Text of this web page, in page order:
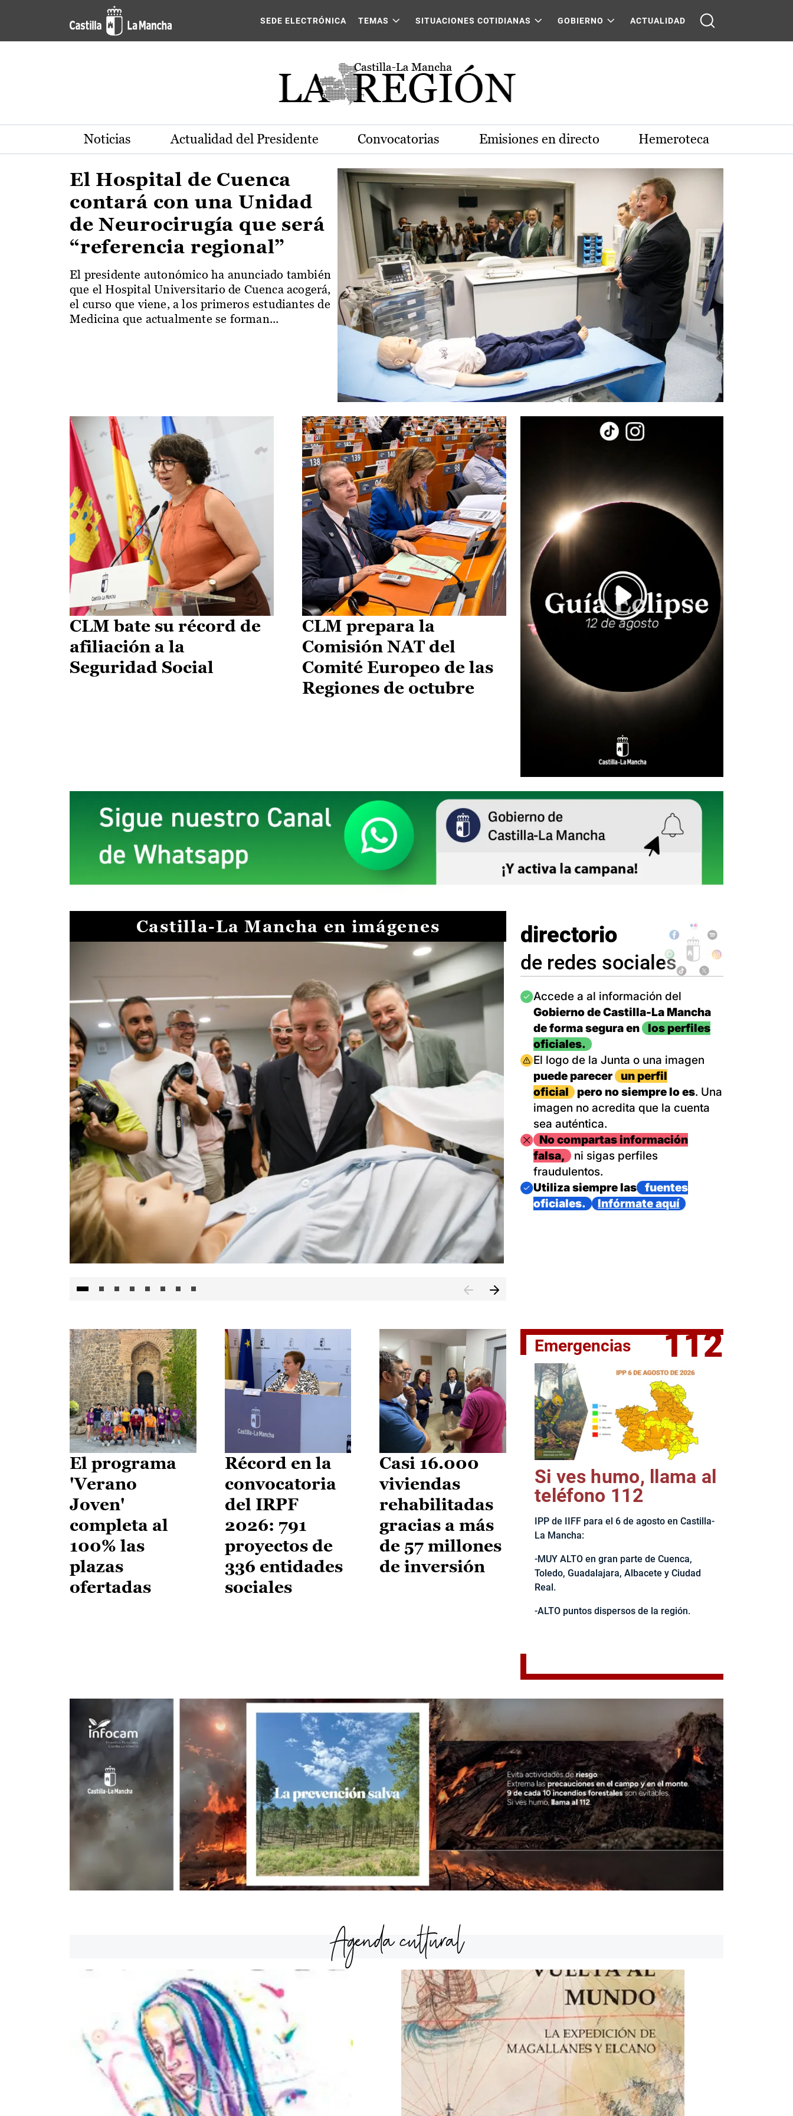
Pasar al contenido principal
Actualidad de la región de Castilla-La Mancha
SEDE ELECTRÓNICA TEMAS SITUACIONES COTIDIANAS GOBIERNO ACTUALIDAD
Noticias Actualidad del Presidente Convocatorias Emisiones en directo Hemeroteca
El Hospital de Cuenca
contará con una Unidad
de Neurocirugía que será
“referencia regional”
El presidente autonómico ha anunciado también
que el Hospital Universitario de Cuenca acogerá,
el curso que viene, a los primeros estudiantes de
Medicina que actualmente se forman...
CLM bate su récord de
afiliación a la
Seguridad Social
CLM prepara la
Comisión NAT del
Comité Europeo de las
Regiones de octubre
Castilla-La Mancha en imágenes
El jefe del Ejecutivo castellanomanchego, Emiliano García-
directorio
de redes sociales
Imagen
Accede a al información del
Gobierno de Castilla-La Mancha
de forma segura en
los perfiles
oficiales.
Imagen
El logo de la Junta o una imagen
puede parecer
un perfil
oficial
pero no siempre lo es. Una
imagen no acredita que la cuenta
sea auténtica.
ImagenNo compartas información
falsa,
ni sigas perfiles
fraudulentos.
Imagen
Utiliza siempre las
fuentes
oficiales.
Infórmate aquí
El programa
'Verano
Joven'
completa al
100% las
plazas
ofertadas
Récord en la
convocatoria
del IRPF
2026: 791
proyectos de
336 entidades
sociales
Casi 16.000
viviendas
rehabilitadas
gracias a más
de 57 millones
de inversión
Emergencias 112
Si ves humo, llama al
teléfono 112
IPP de IIFF para el 6 de agosto en Castilla-
La Mancha:
-MUY ALTO en gran parte de Cuenca,
Toledo, Guadalajara, Albacete y Ciudad
Real.
-ALTO puntos dispersos de la región.
Agenda cultural